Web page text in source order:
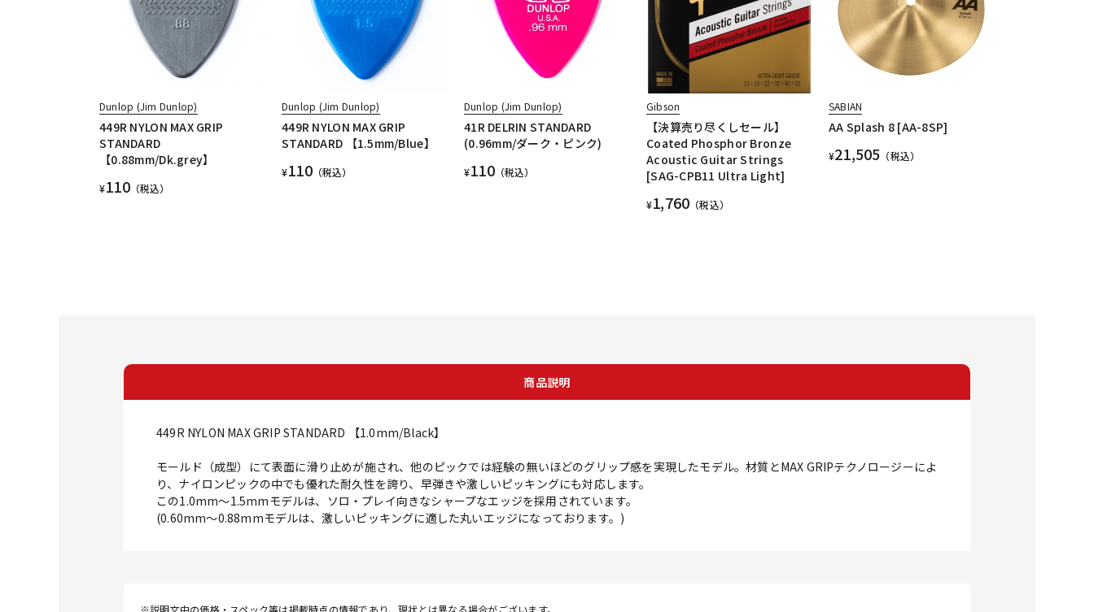
Dunlop (Jim Dunlop)
449R NYLON MAX GRIP
STANDARD
【0.88mm/Dk.grey】
¥110（税込）
Dunlop (Jim Dunlop)
449R NYLON MAX GRIP
STANDARD 【1.5mm/Blue】
¥110（税込）
Dunlop (Jim Dunlop)
41R DELRIN STANDARD
(0.96mm/ダーク・ピンク)
¥110（税込）
Gibson
【決算売り尽くしセール】
Coated Phosphor Bronze
Acoustic Guitar Strings
[SAG-CPB11 Ultra Light]
¥1,760 （税込）
SABIAN
AA Splash 8 [AA-8SP]
¥21,505 （税込）
商品説明
449R NYLON MAX GRIP STANDARD 【1.0mm/Black】
モールド（成型）にて表面に滑り止めが施され、他のピックでは経験の無いほどのグリップ感を実現したモデル。材質とMAX GRIPテクノロージーによ
り、ナイロンピックの中でも優れた耐久性を誇り、早弾きや激しいピッキングにも対応します。
この1.0mm～1.5mmモデルは、ソロ・プレイ向きなシャープなエッジを採用されています。
(0.60mm～0.88mmモデルは、激しいピッキングに適した丸いエッジになっております。)
※説明文中の価格・スペック等は掲載時点の情報であり、現状とは異なる場合がございます。